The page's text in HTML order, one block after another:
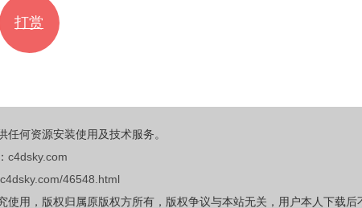
打赏
何资源安装使用及技术服务。
c4dsky.com
46548.html
用，版权归属原版权方所有，版权争议与本站无关，用户本人下载后